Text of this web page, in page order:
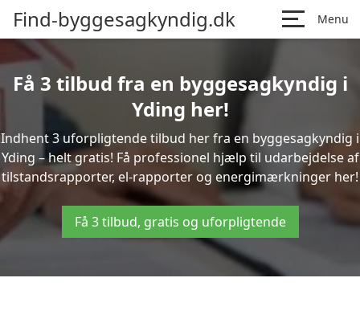
Find-byggesagkyndig.dk Menu
Få 3 tilbud fra en byggesagkyndig i
Yding her!
Indhent 3 uforpligtende tilbud her fra en byggesagkyndig i
Yding – helt gratis! Få professionel hjælp til udarbejdelse af
tilstandsrapporter, el-rapporter og energimærkninger her!
Få 3 tilbud, gratis og uforpligtende